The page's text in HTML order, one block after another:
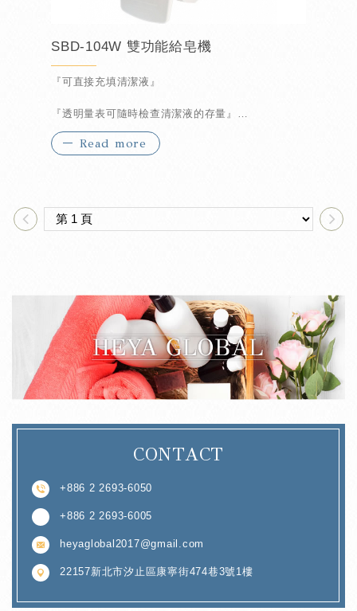
SBD-104W 雙功能給皂機
『可直接充填清潔液』
『透明量表可隨時檢查清潔液的存量』
『按扭式的設計方便取用輕按一下即有』
Read more
CONTACT
+886 2 2693-6050
+886 2 2693-6005
heyaglobal2017@gmail.com
22157新北市汐止區康寧街474巷3號1樓